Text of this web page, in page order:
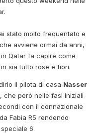
stato molto frequentato e
avviene ormai da anni,
Qatar fa capire come
sia tutto rose e fiori.
il pilota di casa Nasser
che però nelle fasi iniziali
con il connazionale
Fabia R5 rendendo
6.